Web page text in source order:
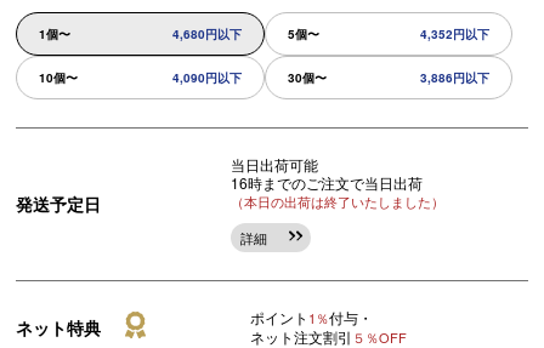
1個〜 4,680円以下 5個〜 4,352円以下
10個〜 4,090円以下 30個〜 3,886円以下
発送予定日
当日出荷可能
16時までのご注文で当日出荷
（本日の出荷は終了いたしました）
詳細
ネット特典 ポイント 1％付与・
ネット注文割引 ５％OFF